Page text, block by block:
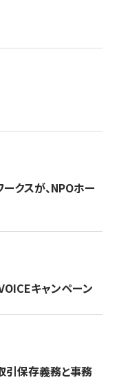
クスが、NPOホー
キャンペーン
引保存義務と事務